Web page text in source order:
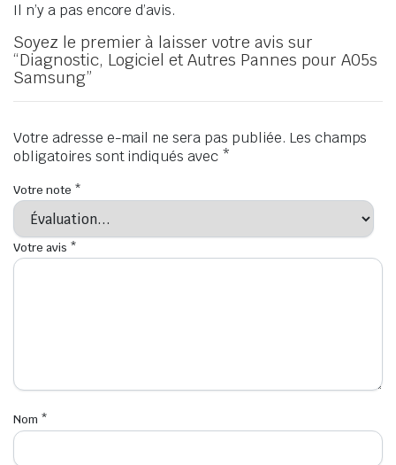
Il n’y a pas encore d’avis.
Soyez le premier à laisser votre avis sur
“Diagnostic, Logiciel et Autres Pannes pour A05s
Samsung”
Votre adresse e-mail ne sera pas publiée. Les champs
obligatoires sont indiqués avec *
Votre note *
Votre avis *
Nom *